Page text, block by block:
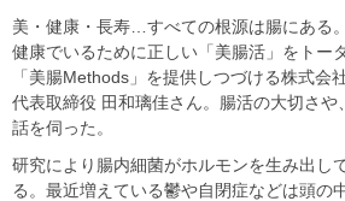
美・健康・長寿…すべての根源は腸にある
健康でいるために正しい「美腸活」をトー
「美腸Methods」を提供しつづける株式会
代表取締役 田和璃佳さん。腸活の大切さや
話を伺った。
研究により腸内細菌がホルモンを生み出し
る。最近増えている鬱や自閉症などは頭の